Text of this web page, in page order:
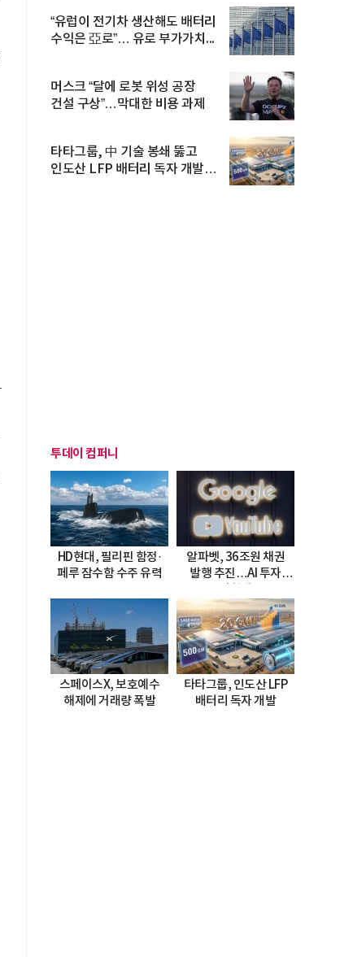
“유럽이 전기차 생산해도 배터리
수익은 亞로”… 유로 부가가치...
머스크 “달에 로봇 위성 공장
건설 구상”…막대한 비용 과제
타타그룹, 中 기술 봉쇄 뚫고
인도산 LFP 배터리 독자 개발…
투데이 컴퍼니
HD현대, 필리핀 함정·
페루 잠수함 수주 유력
알파벳, 36조원 채권
발행 추진…AI 투자
스페이스X, 보호예수
해제에 거래량 폭발
타타그룹, 인도산 LFP
배터리 독자 개발